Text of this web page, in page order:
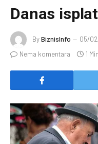
Danas
ByBiznisInfo 05/
Nema komentara
1